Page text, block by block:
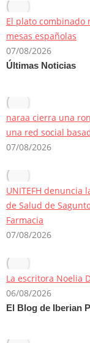
El plato combinado
mesas españolas
07/08/2026
Últimas Noticias
naraa cierra una
una red social
07/08/2026
UNITEFH
de Salud de
Farmacia
07/08/2026
La escritora Noelia
06/08/2026
El Blog de Iberian